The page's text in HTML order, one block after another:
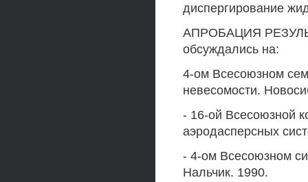
диспергирование
АПРОБАЦИЯ
обсуждались на:
4-ом Всесоюзном
невесомости.
- 16-ой Всесоюзной
аэродасперсных
- 4-ом Всесоюзном
Нальчик. 1990.